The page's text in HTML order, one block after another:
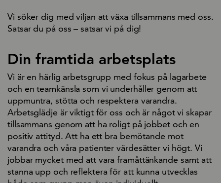
Vi söker dig med viljan att växa tillsammans med oss.
Satsar du på oss – satsar vi på dig!
Din framtida arbetsplats
Vi är en härlig arbetsgrupp med fokus på lagarbete
och en teamkänsla som vi underhåller genom att
uppmuntra, stötta och respektera varandra.
Arbetsglädje är viktigt för oss och är något vi skapar
tillsammans genom att ha roligt på jobbet och en
positiv attityd. Att ha ett bra bemötande mot
varandra och våra patienter värdesätter vi högt. Vi
jobbar mycket med att vara framåttänkande samt att
stanna upp och reflektera för att kunna utvecklas